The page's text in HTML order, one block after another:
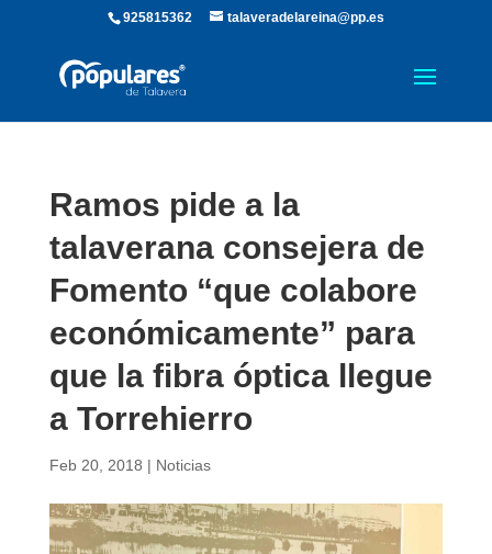
925815362 talaveradelareina@pp.es
Ramos pide a la
talaverana consejera de
Fomento “que colabore
económicamente” para
que la fibra óptica llegue
a Torrehierro
Feb 20, 2018 | Noticias